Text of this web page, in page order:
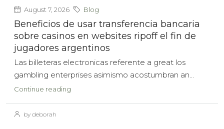
August 7, 2026 Blog
Beneficios de usar transferencia bancaria
sobre casinos en websites ripoff el fin de
jugadores argentinos
Las billeteras electronicas referente a great los
gambling enterprises asimismo acostumbran an...
Continue reading
by deborah